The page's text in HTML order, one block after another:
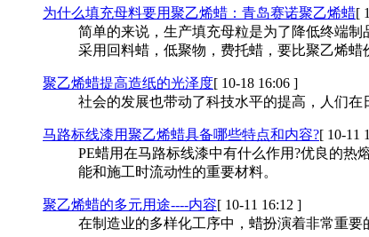
为什么填充母料要用聚乙烯蜡：青岛赛诺聚乙烯蜡[
简单的来说，生产填充母粒是为了降低终端
采用回料蜡，低聚物，费托蜡，要比聚乙烯
聚乙烯蜡提高造纸的光泽度[ 10-18 16:06 ]
社会的发展也带动了科技水平的提高，人们
马路标线漆用聚乙烯蜡具备哪些特点和内容?[ 10-11
PE蜡用在马路标线漆中有什么作用?优良的
能和施工时流动性的重要材料。
聚乙烯蜡的多元用途----内容[ 10-11 16:12 ]
在制造业的多样化工序中，蜡扮演着非常重要